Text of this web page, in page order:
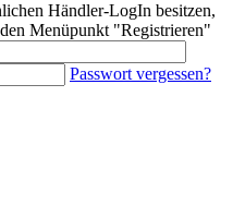
Händler-LogIn besitzen,
Menüpunkt "Registrieren"
Passwort vergessen?